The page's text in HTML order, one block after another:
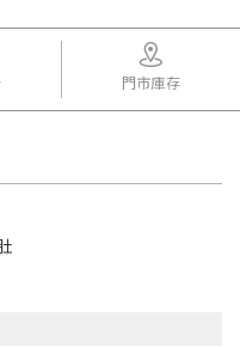
門市庫存